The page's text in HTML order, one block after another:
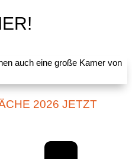
2026 JETZT